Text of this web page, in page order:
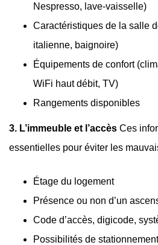
Nespresso, lave-vaisselle)
Caractéristiques de la salle
italienne, baignoire)
Équipements de confort
WiFi haut débit, TV)
Rangements disponibles
3. L’immeuble et l’accès Ces
essentielles pour éviter les
Étage du logement
Présence ou non d’un
Code d’accès, digicode,
Possibilités de